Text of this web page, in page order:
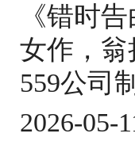
《错时
女作，
559公司
2026-05-